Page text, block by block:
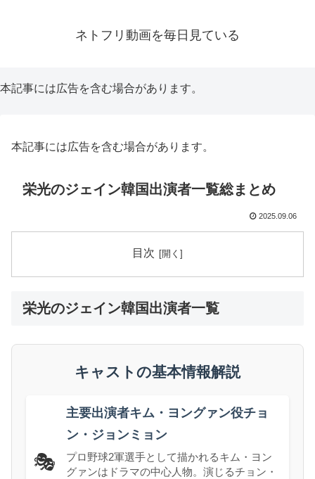
ネトフリ動画を毎日見ている
本記事には広告を含む場合があります。
本記事には広告を含む場合があります。
栄光のジェイン韓国出演者一覧総まとめ
2025.09.06
目次
栄光のジェイン韓国出演者一覧
キャストの基本情報解説
🎭
主要出演者キム・ヨングァン役チョ
ン・ジョンミョン
プロ野球2軍選手として描かれるキム・ヨン
グァンはドラマの中心人物。演じるチョン・